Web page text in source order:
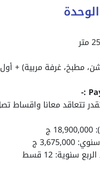
مربية) + أول (3 غرف نوم، ليفينج) + روف بغرفة
ج
سنوية: 12 قسط